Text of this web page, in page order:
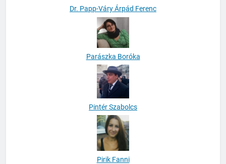
Dr. Papp-Váry Árpád Ferenc
Parászka Boróka
Pintér Szabolcs
Pirik Fanni